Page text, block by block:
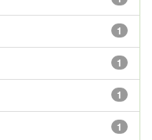
1
1
1
1